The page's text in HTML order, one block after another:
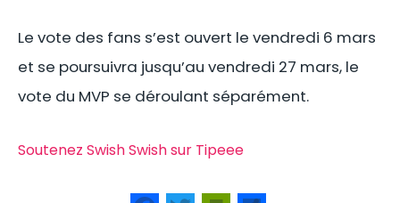
Le vote des fans s’est ouvert le vendredi 6 mars
et se poursuivra jusqu’au vendredi 27 mars, le
vote du MVP se déroulant séparément.
Soutenez Swish Swish sur Tipeee